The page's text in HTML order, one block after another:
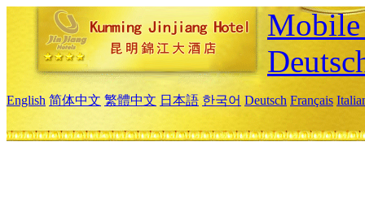
English 简体中文 繁體中文 日本語 한국어 Deutsch Français